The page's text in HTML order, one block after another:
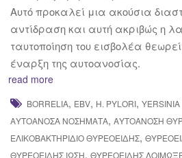
Αυτό προκαλεί μια ακούσια
αντίδραση και αυτή ακριβώς η
ταυτοποίηση του εισβολέα
έναρξη της αυτοανοσίας.
read more
BORRELIA, EBV, H. PYLORI,
ΑΥΤΟΆΝΟΣΑ ΝΟΣΉΜΑΤΑ, ΑΥΤΟΆΝΟΣΗ
ΕΛΙΚΟΒΑΚΤΗΡΊΔΙΟ ΘΥΡΕΟΕΙΔΉΣ,
ΘΥΡΕΟΕΙΔΉΣ ΊΩΣΗ, ΘΥΡΕΟΕΙΔΉΣ